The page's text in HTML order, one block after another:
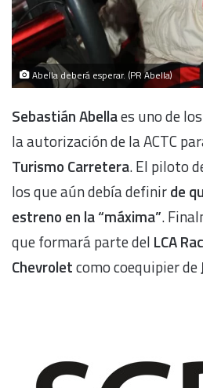
Abella deberá esperar. (PR Abella)
Sebastián Abellaes uno de
la autorización de la ACTC
Turismo Carretera. El piloto
los que aún debía definirde
estreno en la “máxima”.
que formará parte del LCA
Chevroletcomo coequipier de